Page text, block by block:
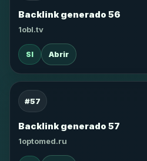
Backlink generado 56
1obl.tv
SI Abrir
#57
Backlink generado 57
1optomed.ru